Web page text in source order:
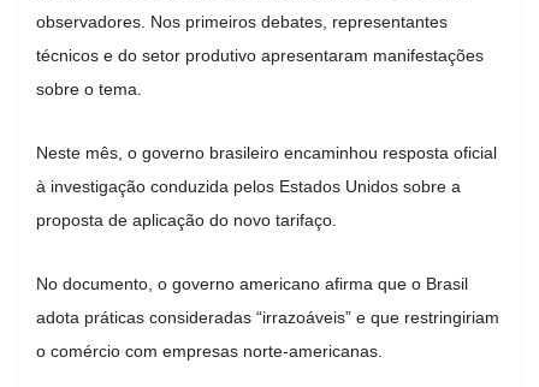
observadores. Nos primeiros debates, representantes
técnicos e do setor produtivo apresentaram manifestações
sobre o tema.
Neste mês, o governo brasileiro encaminhou resposta oficial
à investigação conduzida pelos Estados Unidos sobre a
proposta de aplicação do novo tarifaço.
No documento, o governo americano afirma que o Brasil
adota práticas consideradas “irrazoáveis” e que restringiriam
o comércio com empresas norte-americanas.